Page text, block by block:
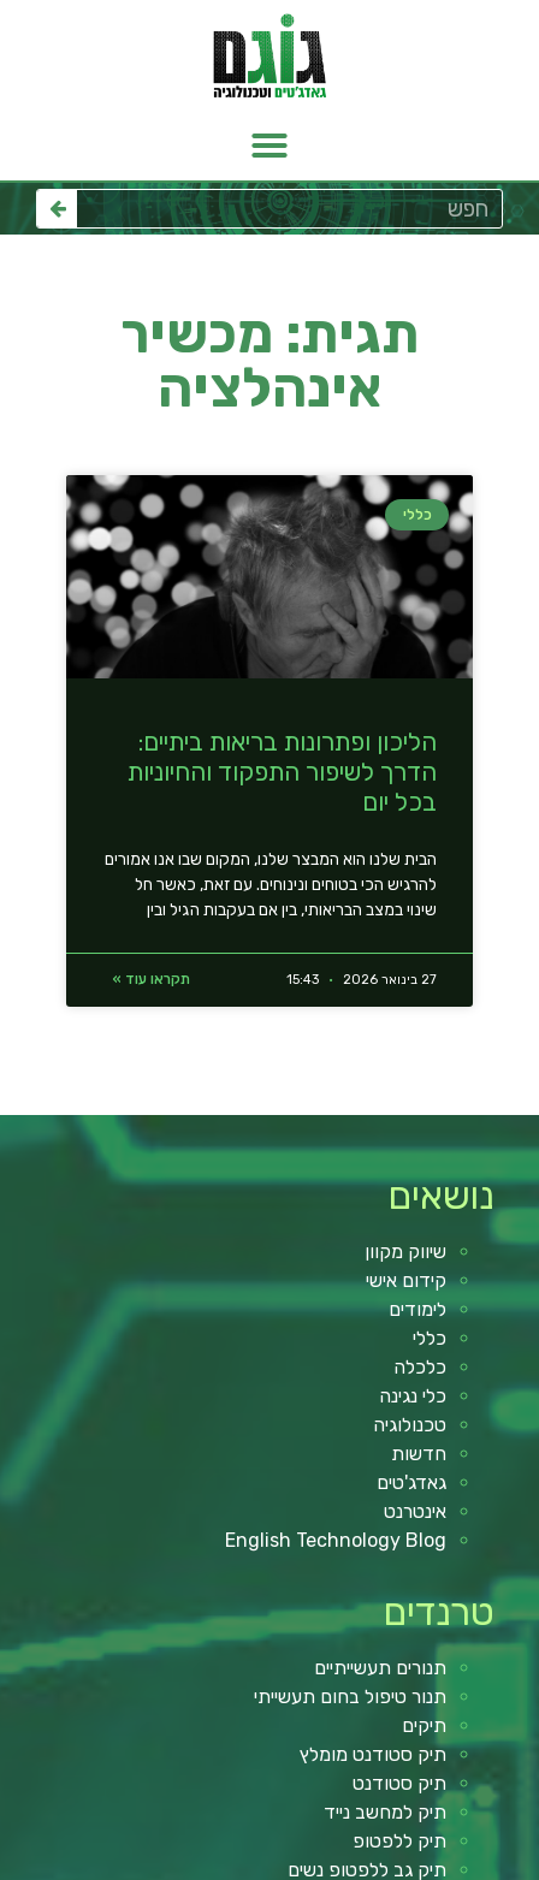
תגית: מכשיר
אינהלציה
כללי
הליכון ופתרונות בריאות ביתיים:
הדרך לשיפור התפקוד והחיוניות
בכל יום
הבית שלנו הוא המבצר שלנו, המקום שבו אנו אמורים
להרגיש הכי בטוחים ונינוחים. עם זאת, כאשר חל
שינוי במצב הבריאותי, בין אם בעקבות הגיל ובין
תקראו עוד » 27 בינואר 2026
נושאים
שיווק מקוון
קידום אישי
לימודים
כללי
כלכלה
כלי נגינה
טכנולוגיה
חדשות
גאדג'טים
אינטרנט
English Technology Blog
טרנדים
תנורים תעשייתיים
תנור טיפול בחום תעשייתי
תיקים
תיק סטודנט מומלץ
תיק סטודנט
תיק למחשב נייד
תיק ללפטופ
תיק גב ללפטופ נשים